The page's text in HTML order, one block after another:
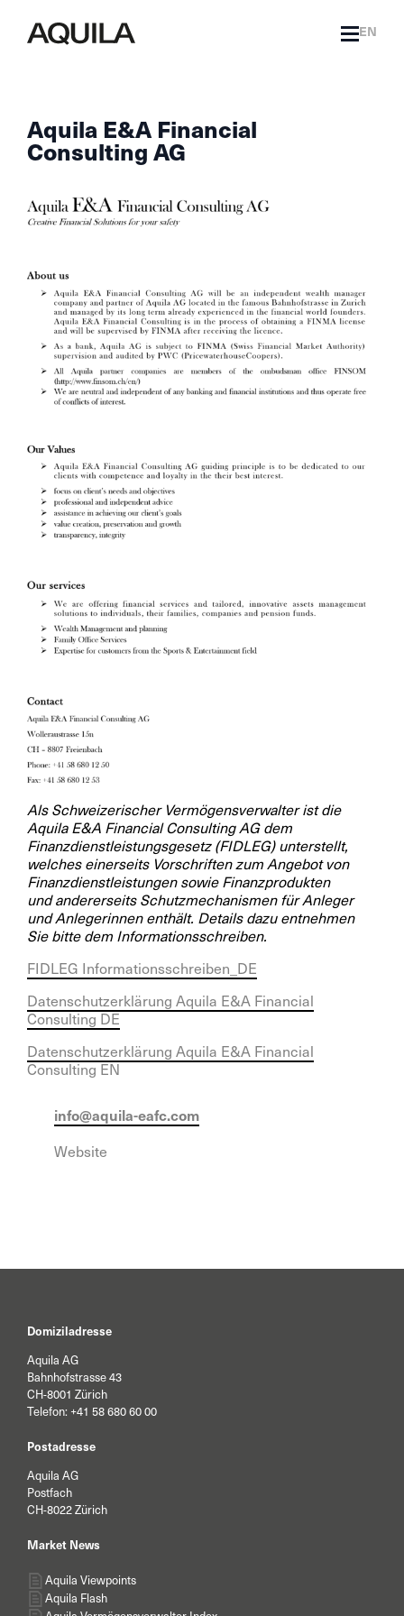
EN
Aquila E&A Financial
Consulting AG
Als Schweizerischer Vermögensverwalter ist die
Aquila E&A Financial Consulting AG dem
Finanzdienstleistungsgesetz (FIDLEG) unterstellt,
welches einerseits Vorschriften zum Angebot von
Finanzdienstleistungen sowie Finanzprodukten
und andererseits Schutzmechanismen für Anleger
und Anlegerinnen enthält. Details dazu entnehmen
Sie bitte dem Informationsschreiben.
FIDLEG Informationsschreiben_DE
Datenschutzerklärung Aquila E&A Financial
Consulting DE
Datenschutzerklärung Aquila E&A Financial
Consulting EN
info@aquila-eafc.com
Website
Domiziladresse
Aquila AG
Bahnhofstrasse 43
CH-8001 Zürich
Telefon: +41 58 680 60 00
Postadresse
Aquila AG
Postfach
CH-8022 Zürich
Market News
Aquila Viewpoints
Aquila Flash